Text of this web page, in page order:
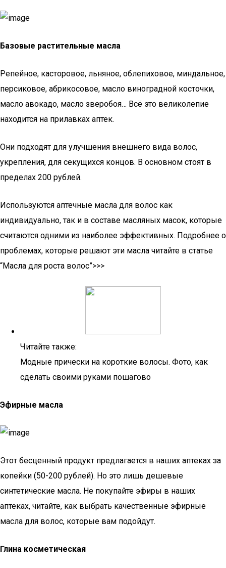
Базовые растительные масла
Репейное, касторовое, льняное, облепиховое, миндальное,
персиковое, абрикосовое, масло виноградной косточки,
масло авокадо, масло зверобоя… Всё это великолепие
находится на прилавках аптек.
Они подходят для улучшения внешнего вида волос,
укрепления, для секущихся концов. В основном стоят в
пределах 200 рублей.
Используются аптечные масла для волос как
индивидуально, так и в составе масляных масок, которые
считаются одними из наиболее эффективных. Подробнее о
проблемах, которые решают эти масла читайте в статье
“Масла для роста волос”>>>
Читайте также:
Модные прически на короткие волосы. Фото, как
сделать своими руками пошагово
Эфирные масла
Этот бесценный продукт предлагается в наших аптеках за
копейки (50-200 рублей). Но это лишь дешевые
синтетические масла. Не покупайте эфиры в наших
аптеках, читайте, как выбрать качественные эфирные
масла для волос, которые вам подойдут.
Глина косметическая